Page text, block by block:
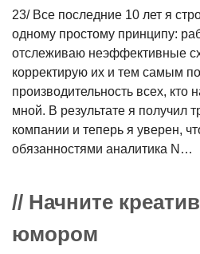
23/ Все последние 10 лет я
одному простому принципу:
отслеживаю неэффективные
корректирую их и тем самым
производительность всех, кто
мной. В результате я получил
компании и теперь я уверен,
обязанностями аналитика N…
// Начните
юмором